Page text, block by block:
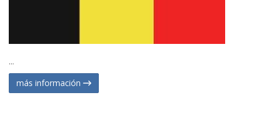
...
más información